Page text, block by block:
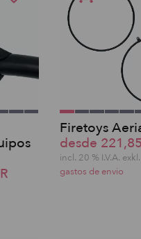
Firetoys
desde
incl. 20 % I.V.A. exkl.
gastos de envio